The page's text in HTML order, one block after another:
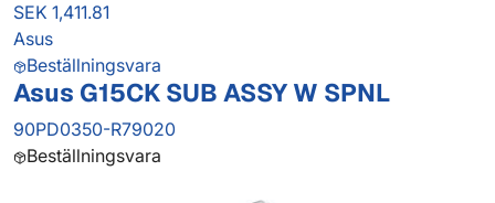
SEK 1,411.81
Asus
Beställningsvara
Asus G15CK SUB ASSY W SPNL
90PD0350-R79020
Beställningsvara